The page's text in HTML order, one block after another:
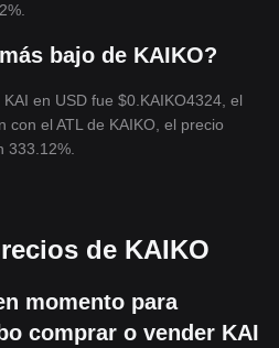
bajo de KAIKO?
en USD fue $0.KAIKO4324, el
con el ATL de KAIKO, el precio
333.12%.
de KAIKO
momento para
comprar o vender KAI